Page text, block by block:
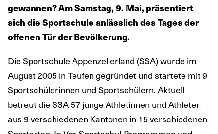
gewannen? Am Samstag, 9. Mai, präsentiert
sich die Sportschule anlässlich des Tages der
offenen Tür der Bevölkerung.
Die Sportschule Appenzellerland (SSA) wurde im
August 2005 in Teufen gegründet und startete mit 9
Sportschülerinnen und Sportschülern. Aktuell
betreut die SSA 57 junge Athletinnen und Athleten
aus 9 verschiedenen Kantonen in 15 verschiedenen